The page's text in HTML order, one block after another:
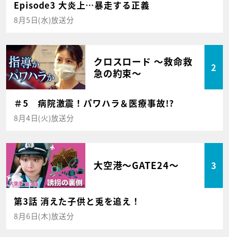
Episode3 大炎上…暴走する正義
8月5日(水)放送分
クロスロード ～救命救
急の約束～
2
＃5 病院激震！パワハラ＆医療事故!?
8月4日(火)放送分
大空港～GATE24～ 3
第3話 消えた子供と兎を追え！
8月6日(木)放送分